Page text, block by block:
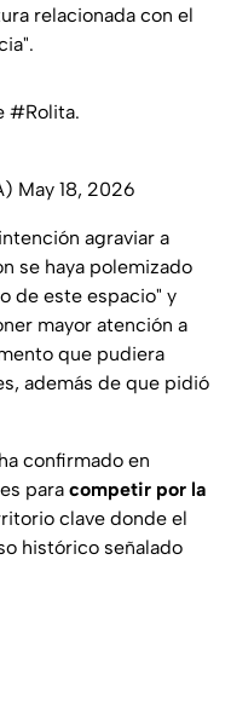
relacionada con el
#Rolita.
May 18, 2026
agraviar a
se haya polemizado
de este espacio" y
mayor atención a
que pudiera
además de que pidió
ha confirmado en
para competir por la
clave donde el
histórico señalado